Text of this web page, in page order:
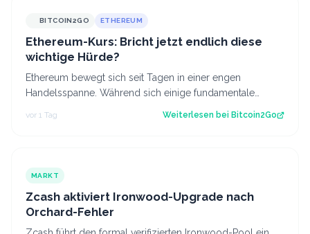
BITCOIN2GO ETHEREUM
Ethereum-Kurs: Bricht jetzt endlich diese
wichtige Hürde?
Ethereum bewegt sich seit Tagen in einer engen
Handelsspanne. Während sich einige fundamentale
Faktoren zuletzt verbessert haben, fehlt bisl…
vor 1 Tag Weiterlesen bei Bitcoin2Go
MARKT
Zcash aktiviert Ironwood-Upgrade nach
Orchard-Fehler